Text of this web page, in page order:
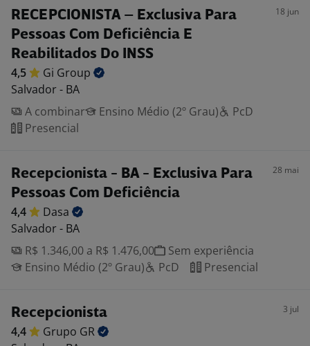
RECEPCIONISTA – Exclusiva Para
Pessoas Com Deficiência E
Reabilitados Do INSS
18 jun
4,5 Gi Group
Salvador - BA
A combinar
Ensino Médio (2º Grau)
PcD
Presencial
Recepcionista - BA - Exclusiva Para
Pessoas Com Deficiência
28 mai
4,4
Dasa
Salvador - BA
R$ 1.346,00 a R$ 1.476,00
Sem experiência
Ensino Médio (2º Grau)
PcD Presencial
Recepcionista 3 jul
4,4 Grupo GR